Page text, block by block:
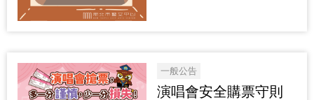
一般公告
演唱會安全購票守則